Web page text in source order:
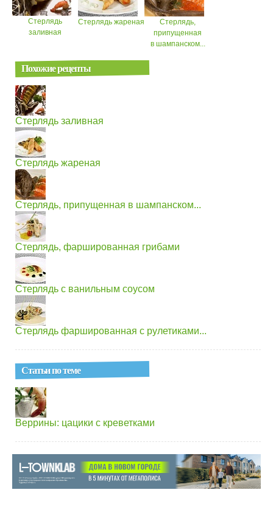
Стерлядь
заливная
Стерлядь жареная
Стерлядь,
припущенная
в шампанском...
Похожие рецепты
Стерлядь заливная
Стерлядь жареная
Стерлядь, припущенная в шампанском...
Стерлядь, фаршированная грибами
Стерлядь с ванильным соусом
Стерлядь фаршированная с рулетиками...
Статьи по теме
Веррины: цацики с креветками